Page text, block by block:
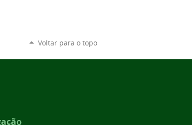
Voltar para o topo